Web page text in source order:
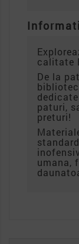
calitate
De la
paturi,
preturi!
umana,